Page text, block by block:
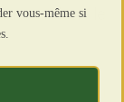
selon le
annexe au
vous-même si